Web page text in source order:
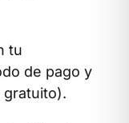
tu
de pago y
gratuito).